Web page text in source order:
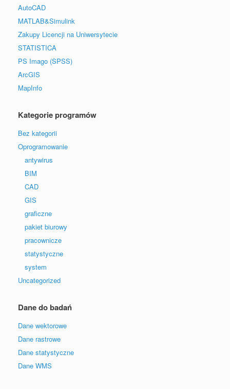
AutoCAD
MATLAB&Simulink
Zakupy Licencji na Uniwersytecie
STATISTICA
PS Imago (SPSS)
ArcGIS
MapInfo
Kategorie programów
Bez kategorii
Oprogramowanie
antywirus
BIM
CAD
GIS
graficzne
pakiet biurowy
pracownicze
statystyczne
system
Uncategorized
Dane do badań
Dane wektorowe
Dane rastrowe
Dane statystyczne
Dane WMS